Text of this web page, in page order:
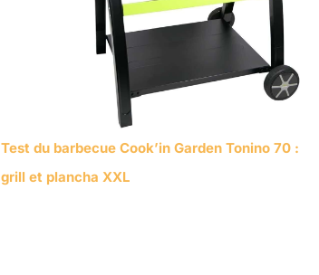
Test du barbecue Cook’in Garden Tonino 70 :
grill et plancha XXL